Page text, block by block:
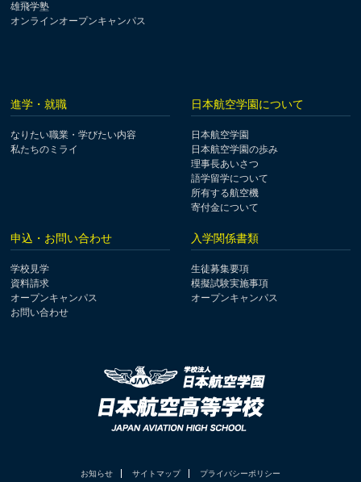
雄飛学塾
オンラインオープンキャンパス
進学・就職
なりたい職業・学びたい内容
私たちのミライ
日本航空学園について
日本航空学園
日本航空学園の歩み
理事長あいさつ
語学留学について
所有する航空機
寄付金について
申込・お問い合わせ
学校見学
資料請求
オープンキャンパス
お問い合わせ
入学関係書類
生徒募集要項
模擬試験実施事項
オープンキャンパス
お知らせ サイトマップ プライバシーポリシー